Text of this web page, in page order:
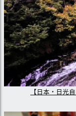
【日本・日光